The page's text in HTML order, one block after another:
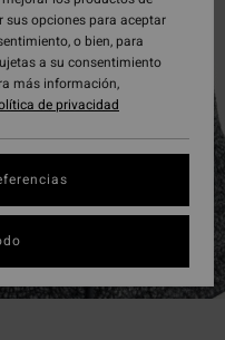
sus opciones para aceptar
o bien, para
a su consentimiento
más información,
de privacidad